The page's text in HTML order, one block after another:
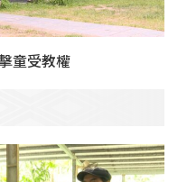
童受教權